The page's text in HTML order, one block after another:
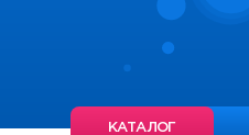
КАТАЛОГ